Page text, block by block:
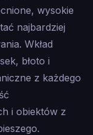
wysokie
najbardziej
Wkład
błoto i
z każdego
i obiektów z